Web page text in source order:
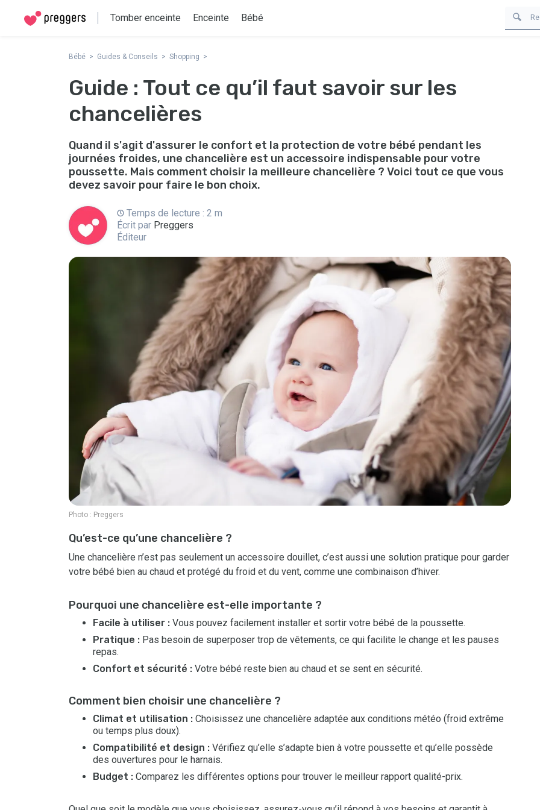
Tomber enceinte Enceinte Bébé
Bébé Guides & Conseils Shopping
Guide : Tout ce qu’il faut savoir sur les
chancelières
Quand il s'agit d'assurer le confort et la protection de votre bébé pendant les
journées froides, une chancelière est un accessoire indispensable pour votre
poussette. Mais comment choisir la meilleure chancelière ? Voici tout ce que vous
devez savoir pour faire le bon choix.
Temps de lecture : 2 m
Écrit par Preggers
Éditeur
Photo : Preggers
Qu’est-ce qu’une chancelière ?
Une chancelière n’est pas seulement un accessoire douillet, c’est aussi une solution pratique pour garder
votre bébé bien au chaud et protégé du froid et du vent, comme une combinaison d’hiver.
Pourquoi une chancelière est-elle importante ?
Facile à utiliser : Vous pouvez facilement installer et sortir votre bébé de la poussette.
Pratique : Pas besoin de superposer trop de vêtements, ce qui facilite le change et les pauses
repas.
Confort et sécurité : Votre bébé reste bien au chaud et se sent en sécurité.
Comment bien choisir une chancelière ?
Climat et utilisation : Choisissez une chancelière adaptée aux conditions météo (froid extrême
ou temps plus doux).
Compatibilité et design : Vérifiez qu’elle s’adapte bien à votre poussette et qu’elle possède
des ouvertures pour le harnais.
Budget : Comparez les différentes options pour trouver le meilleur rapport qualité-prix.